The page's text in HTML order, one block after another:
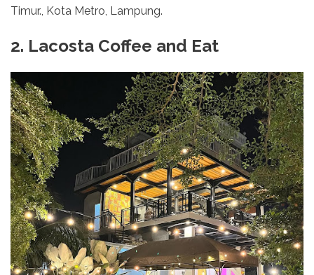
Timur., Kota Metro, Lampung.
2. Lacosta Coffee and Eat